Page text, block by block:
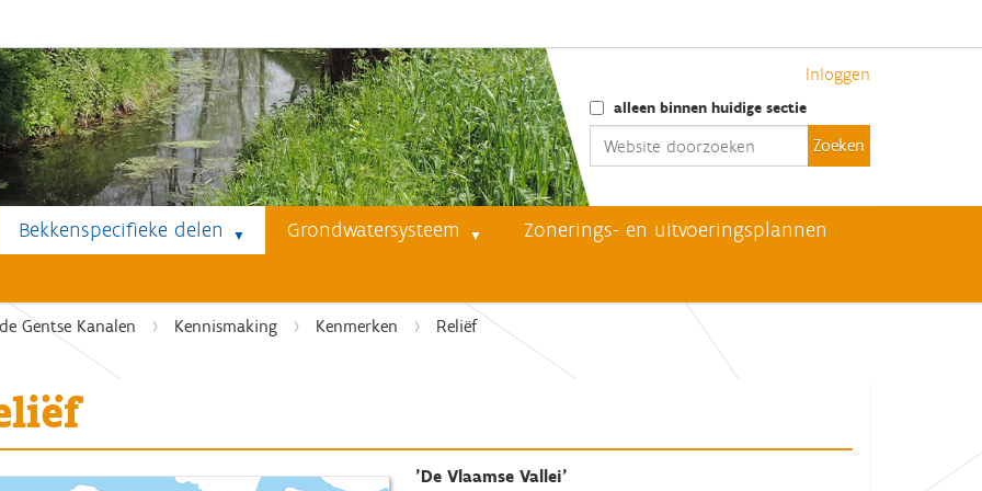
Zoekalleen binnen huidige sectie
Inloggen
Bekkenspecifieke delen Grondwatersysteem
Zonerings- en uitvoeringsplannen
Gentse Kanalen Kennismaking Kenmerken Reliëf
'De Vlaamse Vallei'